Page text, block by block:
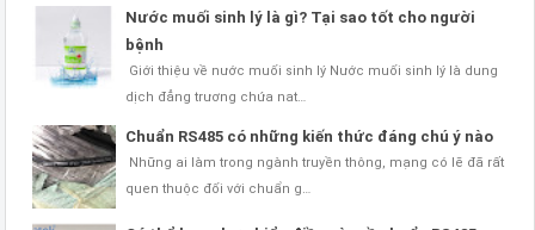
Nước muối sinh lý là gì? Tại sao tốt cho người
bệnh
Giới thiệu về nước muối sinh lý Nước muối sinh lý là dung
dịch đẳng trương chứa nat…
Chuẩn RS485 có những kiến thức đáng chú ý nào
Những ai làm trong ngành truyền thông, mạng có lẽ đã rất
quen thuộc đối với chuẩn g…